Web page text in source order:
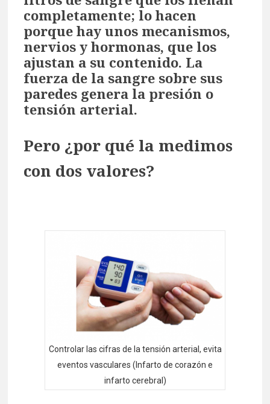
completamente; lo hacen
porque hay unos mecanismos,
nervios y hormonas, que los
ajustan a su contenido. La
fuerza de la sangre sobre sus
paredes genera la presión o
tensión arterial.
Pero ¿por qué la medimos
con dos valores?
Controlar las cifras de la tensión arterial, evita
eventos vasculares (Infarto de corazón e
infarto cerebral)